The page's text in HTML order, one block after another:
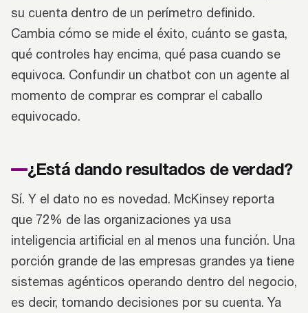
su cuenta dentro de un perímetro definido.
Cambia cómo se mide el éxito, cuánto se gasta,
qué controles hay encima, qué pasa cuando se
equivoca. Confundir un chatbot con un agente al
momento de comprar es comprar el caballo
equivocado.
¿Está dando resultados de verdad?
Sí. Y el dato no es novedad. McKinsey reporta
que 72% de las organizaciones ya usa
inteligencia artificial en al menos una función. Una
porción grande de las empresas grandes ya tiene
sistemas agénticos operando dentro del negocio,
es decir, tomando decisiones por su cuenta. Ya